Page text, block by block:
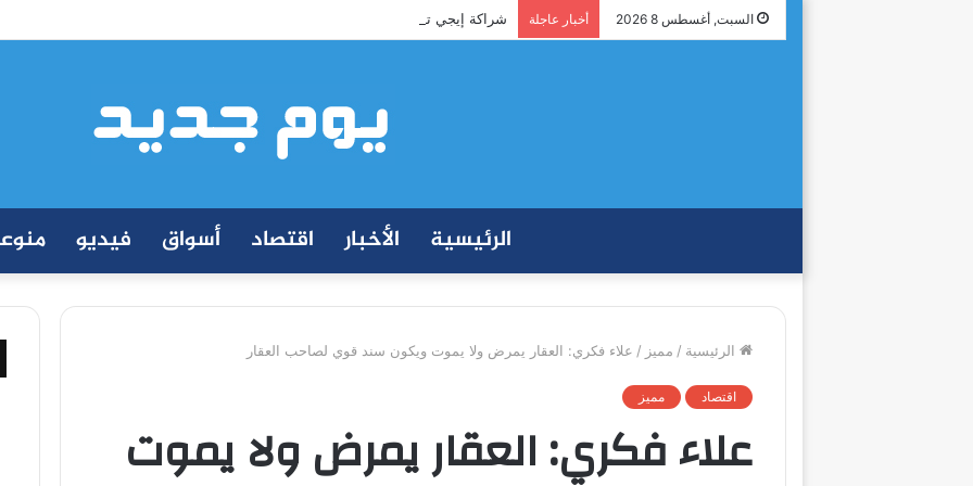
السبت, أغسطس 8 2026 أخبار عاجلة شراكة إيجي تاورز مع بلدينا.. قيمة مضافة تعزز نجاح المشروعات
الرئيسية الأخبار اقتصاد أسواق فيديو
الرئيسية / مميز / علاء فكري: العقار يمرض ولا يموت ويكون سند قوي لصاحب العقار
اقتصاد مميز
علاء فكري: العقار يمرض ولا يموت